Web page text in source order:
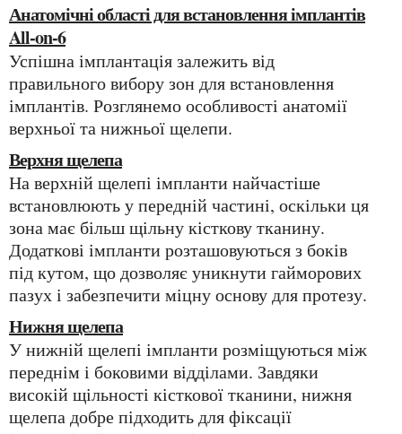
Анатомічні області для встановлення імплантів
All-on-6
Успішна імплантація залежить від
правильного вибору зон для встановлення
імплантів. Розглянемо особливості анатомії
верхньої та нижньої щелепи.
Верхня щелепа
На верхній щелепі імпланти найчастіше
встановлюють у передній частині, оскільки ця
зона має більш щільну кісткову тканину.
Додаткові імпланти розташовуються з боків
під кутом, що дозволяє уникнути гайморових
пазух і забезпечити міцну основу для протезу.
Нижня щелепа
У нижній щелепі імпланти розміщуються між
переднім і боковими відділами. Завдяки
високій щільності кісткової тканини, нижня
щелепа добре підходить для фіксації